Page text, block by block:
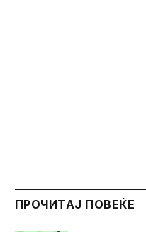
ПРОЧИТАЈ ПОВЕЌЕ